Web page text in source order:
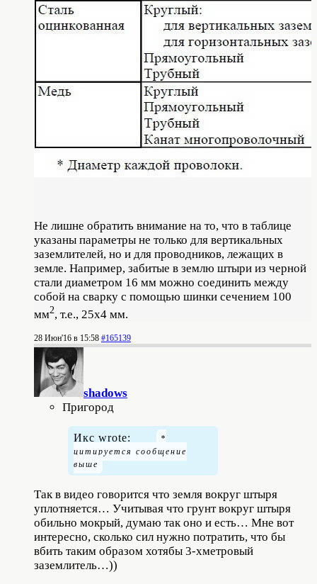
Не лишне обратить внимание на то, что в таблице
указаны параметры не только для вертикальных
заземлителей, но и для проводников, лежащих в
земле. Например, забитые в землю штыри из черной
стали диаметром 16 мм можно соединить между
собой на сварку с помощью шинки сечением 100
мм2, т.е., 25х4 мм.
28 Июн'16 в 15:58 #165139
shadows
Пригород
Икс wrote:
Так в видео говорится что земля вокруг штыря
уплотняется… Учитывая что грунт вокруг штыря
обильно мокрый, думаю так оно и есть… Мне вот
интересно, сколько сил нужно потратить, что бы
вбить таким образом хотябы 3-хметровый
заземлитель…))